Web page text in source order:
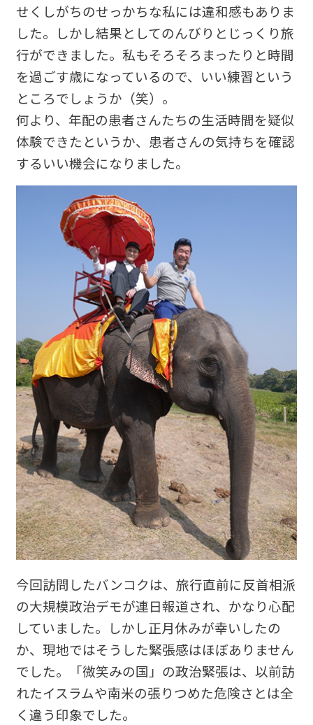
せくしがちのせっかちな私には違和感もありま
した。しかし結果としてのんびりとじっくり旅
行ができました。私もそろそろまったりと時間
を過ごす歳になっているので、いい練習という
ところでしょうか（笑）。
何より、年配の患者さんたちの生活時間を疑似
体験できたというか、患者さんの気持ちを確認
するいい機会になりました。
今回訪問したバンコクは、旅行直前に反首相派
の大規模政治デモが連日報道され、かなり心配
していました。しかし正月休みが幸いしたの
か、現地ではそうした緊張感はほぼありません
でした。「微笑みの国」の政治緊張は、以前訪
れたイスラムや南米の張りつめた危険さとは全
く違う印象でした。